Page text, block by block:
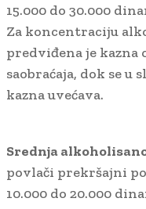
15.000 do 30.000
Za koncentraciju
predviđena je kazna
saobraćaja, dok se u
kazna uvećava.
Srednja
povlači prekršajni
10.000 do 20.000